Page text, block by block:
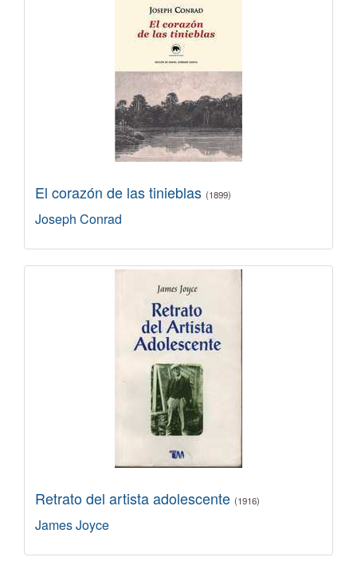
El corazón de las tinieblas (1899)
Joseph Conrad
Retrato del artista adolescente (1916)
James Joyce